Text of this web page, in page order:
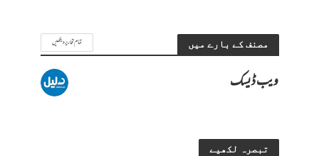
مصنف کے بارے میں تمام تحاریر دیکھیں
ویب ڈیسک
تبصرہ لکھیے